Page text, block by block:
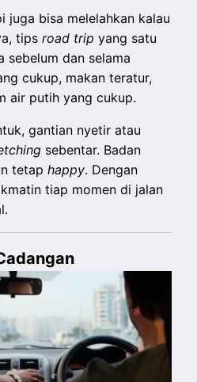
juga bisa melelahkan kalau
tipsroad tripyang satu
sebelum dan selama
cukup, makan teratur,
air putih yang cukup.
gantian nyetir atau
sebentar. Badan
tetaphappy. Dengan
tiap momen di jalan